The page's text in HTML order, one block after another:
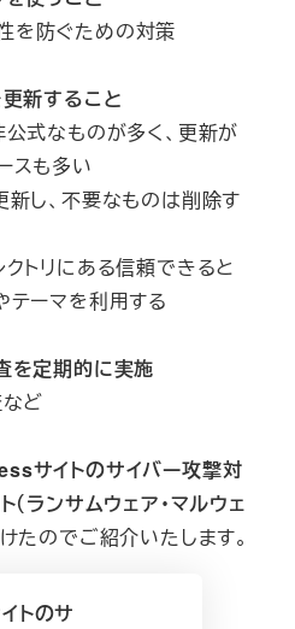
を防ぐための対策
更新すること
式なものが多く、更新が
スも多い
し、不要なものは削除す
トリにある信頼できると
テーマを利用する
を定期的に実施
ど
サイトのサイバー攻撃対
ランサムウェア・マルウェ
たのでご紹介いたします。
トのサ